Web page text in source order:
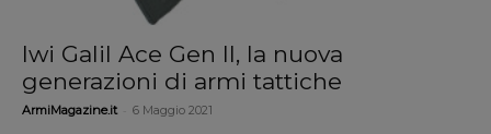
Iwi Galil Ace Gen II, la nuova
generazioni di armi tattiche
ArmiMagazine.it 6 Maggio 2021